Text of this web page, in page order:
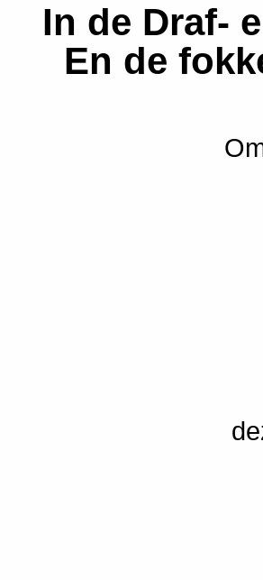
In de Draf-
En de